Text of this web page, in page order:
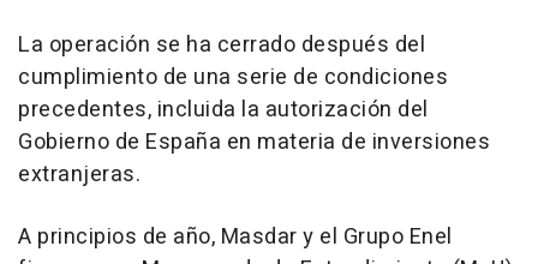
La operación se ha cerrado después del
cumplimiento de una serie de condiciones
precedentes, incluida la autorización del
Gobierno de España en materia de inversiones
extranjeras.
A principios de año, Masdar y el Grupo Enel